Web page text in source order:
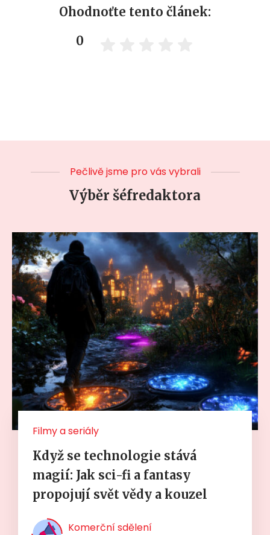
Ohodnoťte tento článek:
0
Pečlivě jsme pro vás vybrali
Výběr šéfredaktora
Filmy a seriály
Když se technologie stává
magií: Jak sci-fi a fantasy
propojují svět vědy a kouzel
Komerční sdělení